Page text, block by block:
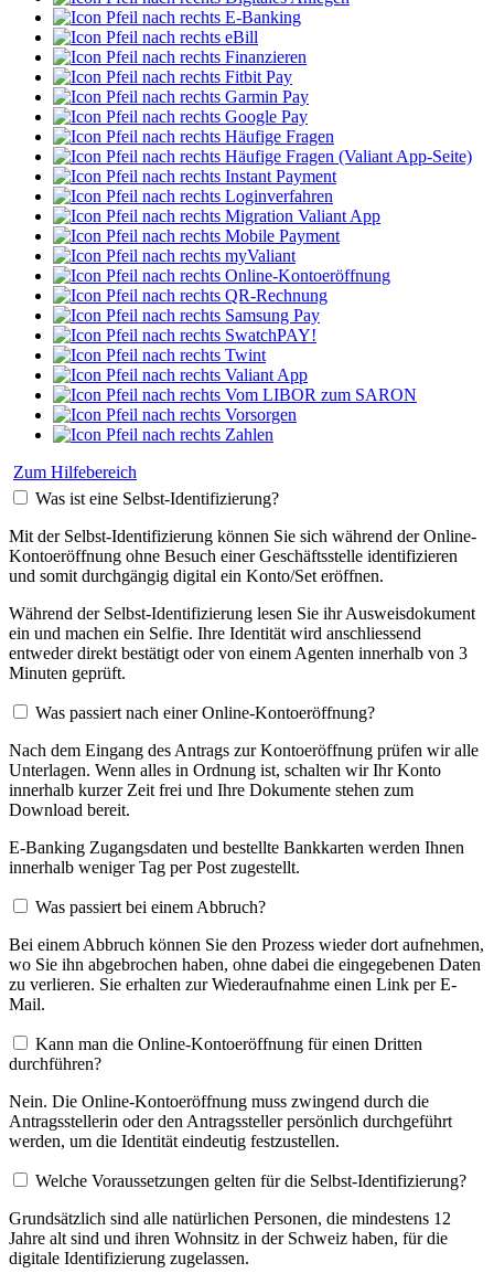
E-Banking
eBill
Finanzieren
Fitbit Pay
Garmin Pay
Google Pay
Häufige Fragen
Häufige Fragen (Valiant App-Seite)
Instant Payment
Loginverfahren
Migration Valiant App
Mobile Payment
myValiant
Online-Kontoeröffnung
QR-Rechnung
Samsung Pay
SwatchPAY!
Twint
Valiant App
Vom LIBOR zum SARON
Vorsorgen
Zahlen
Zum Hilfebereich
Was ist eine Selbst-Identifizierung?
Mit der Selbst-Identifizierung können Sie sich während der Online-
Kontoeröffnung ohne Besuch einer Geschäftsstelle identifizieren
und somit durchgängig digital ein Konto/Set eröffnen.
Während der Selbst-Identifizierung lesen Sie ihr Ausweisdokument
ein und machen ein Selfie. Ihre Identität wird anschliessend
entweder direkt bestätigt oder von einem Agenten innerhalb von 3
Minuten geprüft.
Was passiert nach einer Online-Kontoeröffnung?
Nach dem Eingang des Antrags zur Kontoeröffnung prüfen wir alle
Unterlagen. Wenn alles in Ordnung ist, schalten wir Ihr Konto
innerhalb kurzer Zeit frei und Ihre Dokumente stehen zum
Download bereit.
E-Banking Zugangsdaten und bestellte Bankkarten werden Ihnen
innerhalb weniger Tag per Post zugestellt.
Was passiert bei einem Abbruch?
Bei einem Abbruch können Sie den Prozess wieder dort aufnehmen,
wo Sie ihn abgebrochen haben, ohne dabei die eingegebenen Daten
zu verlieren. Sie erhalten zur Wiederaufnahme einen Link per E-
Mail.
Kann man die Online-Kontoeröffnung für einen Dritten
durchführen?
Nein. Die Online-Kontoeröffnung muss zwingend durch die
Antragsstellerin oder den Antragssteller persönlich durchgeführt
werden, um die Identität eindeutig festzustellen.
Welche Voraussetzungen gelten für die Selbst-Identifizierung?
Grundsätzlich sind alle natürlichen Personen, die mindestens 12
Jahre alt sind und ihren Wohnsitz in der Schweiz haben, für die
digitale Identifizierung zugelassen.